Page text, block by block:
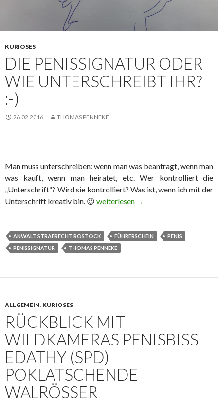
KURIOSES
DIE PENISSIGNATUR ODER
WIE UNTERSCHREIBT IHR?
:-)
26.02.2016 THOMAS PENNEKE
Man muss unterschreiben: wenn man was beantragt, wenn man
was kauft, wenn man heiratet, etc. Wer kontrolliert die
„Unterschrift“? Wird sie kontrolliert? Was ist, wenn ich mit der
Unterschrift kreativ bin. 😉 Die Penissignatur oder wie
weiterlesen →
ANWALT STRAFRECHT ROSTOCK FÜHRERSCHEIN
PENIS
PENISSIGNATUR
THOMAS PENNEKE
ALLGEMEIN, KURIOSES
RÜCKBLICK MIT
WILDKAMERAS PENISBISS
EDATHY (SPD)
POKLATSCHENDE
WALRÖSSER